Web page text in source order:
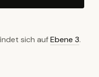
sich aufEbene 3.